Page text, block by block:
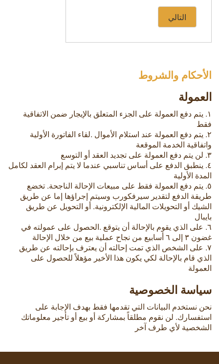
التالي
الأحكام والشروط
العمولة
١. يتم دفع العمولة على الجزء المتعلق بالإيجار ضمن الاتفاقية
فقط
٢. يتم دفع العمولة عند استلام الأموال .لقاء الفاتورة الأولية
واتفاقية الخدمة الموقعة
٣. لن يتم دفع العمولة على تجديد العقد أو التوسع
٤. ينطبق الدفع على أساس تناسبي عندما لا يتم إبرام العقد لكامل
المدة الأولية
٥. يتم دفع العمولة فقط على مبيعات الإحالة الناجحة. تخضع
طريقة الدفع لتقدير سيرفكورب وسيتم إجراؤها إما عن طريق
الشيك أو التحويلات المالية الإلكترونية. أو التحويل عن طريق
بايبال
٦. على الذي يقوم بالإحالة أن يتوقع .الحصول على عمولته في
غضون ٣ إلى ٦ أسابيع من نجاح عملية بيع من خلال الإحالة
٧. على الشخص الذي تمت إحالته أن يعترف بإحالته عن طريق
الذي قام بالإحالة لكي يكون هذا الأخير مؤهلاً للحصول على
العمولة
سياسة الخصوصية
نحن نستخدم البيانات التي تقدمها فقط بهدف الإجابة على
استفسارك. لن نقوم مطلقاً بمشاركة أو بيع أو تأجير معلوماتك
الشخصية لأي طرف آخر